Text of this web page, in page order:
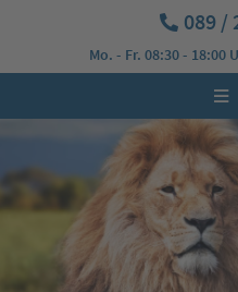
089 /
Mo. - Fr. 08:30 - 18:00